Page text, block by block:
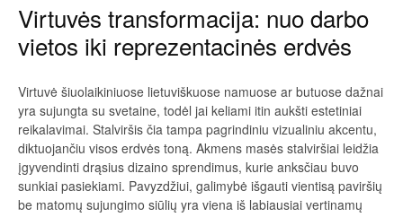
Virtuvės transformacija: nuo darbo
vietos iki reprezentacinės erdvės
Virtuvė šiuolaikiniuose lietuviškuose namuose ar butuose dažnai
yra sujungta su svetaine, todėl jai keliami itin aukšti estetiniai
reikalavimai. Stalviršis čia tampa pagrindiniu vizualiniu akcentu,
diktuojančiu visos erdvės toną. Akmens masės stalviršiai leidžia
įgyvendinti drąsius dizaino sprendimus, kurie anksčiau buvo
sunkiai pasiekiami. Pavyzdžiui, galimybė išgauti vientisą paviršių
be matomų sujungimo siūlių yra viena iš labiausiai vertinamų